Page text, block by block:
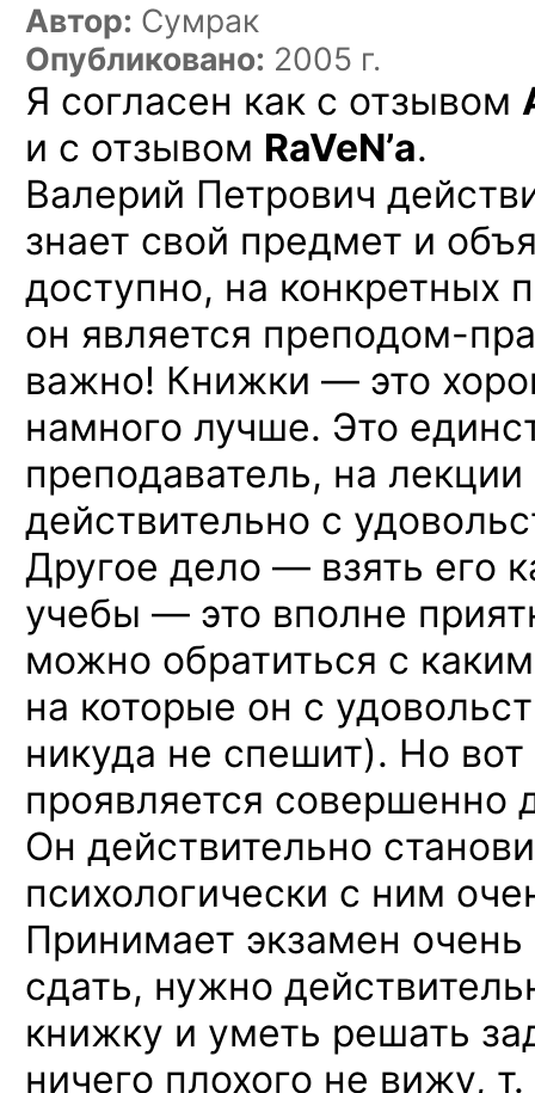
Автор: Сумрак
Опубликовано: 2005 г.
Я согласен как с отзывом
и с отзывом RaVeN’а.
Валерий Петрович
знает свой предмет и
доступно, на конкретных
он является преподом-
важно! Книжки — это
намного лучше. Это
преподаватель, на лекции
действительно с
Другое дело — взять его
учебы — это вполне
можно обратиться с
на которые он с
никуда не спешит). Но
проявляется совершенно
Он действительно
психологически с ним
Принимает экзамен
сдать, нужно
книжку и уметь решать
ничего плохого не вижу,